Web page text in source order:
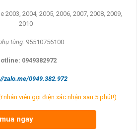
2003, 2004, 2005, 2006, 2007, 2008, 2009,
2010
ụ tùng: 95510756100
0949382972
zalo.me/0949.382.972
nhân viên gọi điện xác nhận sau 5 phút!)
ngay